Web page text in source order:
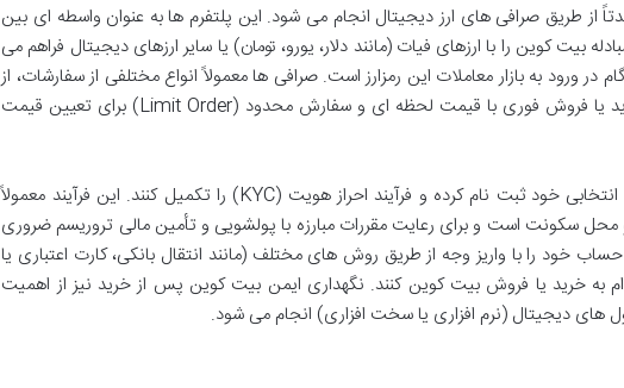
طریق صرافی های ارز دیجیتال انجام می شود. این پلتفرم ها به عنوان واسطه ای بین
بیت کوین را با ارزهای فیات (مانند دلار، یورو، تومان) یا سایر ارزهای دیجیتال فراهم می
در ورود به بازار معاملات این رمزارز است. صرافی ها معمولاً انواع مختلفی از سفارشات، از
جمله سفارش بازار (Market Order) برای خرید یا فروش فوری با قیمت لحظه ای و سفارش محدود (Limit Order) برای تعیین قیمت
قبل از شروع به معامله، کاربران باید در صرافی انتخابی خود ثبت نام کرده و فرآیند احراز هویت (KYC) را تکمیل کنند. این فرآیند معمولاً
محل سکونت است و برای رعایت مقررات مبارزه با پولشویی و تأمین مالی تروریسم ضروری
خود را با واریز وجه از طریق روش های مختلف (مانند انتقال بانکی، کارت اعتباری یا
به خرید یا فروش بیت کوین کنند. نگهداری ایمن بیت کوین پس از خرید نیز از اهمیت
های دیجیتال (نرم افزاری یا سخت افزاری) انجام می شود.